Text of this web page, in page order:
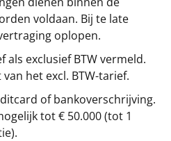
voldaan. Bij te late
oplopen.
als exclusief BTW vermeld.
het excl. BTW-tarief.
of bankoverschrijving.
tot € 50.000 (tot 1